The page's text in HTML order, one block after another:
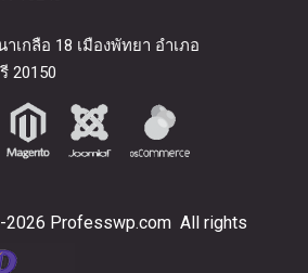
าเกลือ 18 เมืองพัทยา อำเภอ
20150
2026 Professwp.com All rights